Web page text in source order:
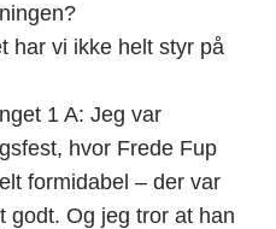
har vi ikke helt styr på
1 A: Jeg var
hvor Frede Fup
formidabel – der var
godt. Og jeg tror at han